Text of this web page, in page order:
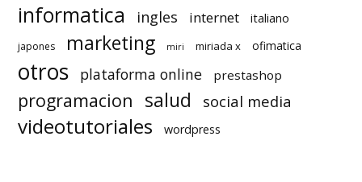
informatica ingles internet italiano
japones marketing miri miriada x ofimatica
otros plataforma online prestashop
programacion salud social media
videotutoriales wordpress